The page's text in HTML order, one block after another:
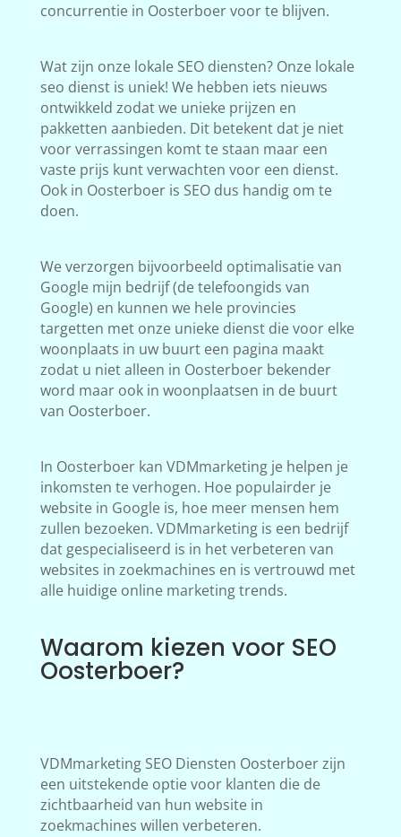
concurrentie in Oosterboer voor te blijven.
Wat zijn onze lokale SEO diensten? Onze lokale
seo dienst is uniek! We hebben iets nieuws
ontwikkeld zodat we unieke prijzen en
pakketten aanbieden. Dit betekent dat je niet
voor verrassingen komt te staan maar een
vaste prijs kunt verwachten voor een dienst.
Ook in Oosterboer is SEO dus handig om te
doen.
We verzorgen bijvoorbeeld optimalisatie van
Google mijn bedrijf (de telefoongids van
Google) en kunnen we hele provincies
targetten met onze unieke dienst die voor elke
woonplaats in uw buurt een pagina maakt
zodat u niet alleen in Oosterboer bekender
word maar ook in woonplaatsen in de buurt
van Oosterboer.
In Oosterboer kan VDMmarketing je helpen je
inkomsten te verhogen. Hoe populairder je
website in Google is, hoe meer mensen hem
zullen bezoeken. VDMmarketing is een bedrijf
dat gespecialiseerd is in het verbeteren van
websites in zoekmachines en is vertrouwd met
alle huidige online marketing trends.
Waarom kiezen voor SEO
Oosterboer?
VDMmarketing SEO Diensten Oosterboer zijn
een uitstekende optie voor klanten die de
zichtbaarheid van hun website in
zoekmachines willen verbeteren.